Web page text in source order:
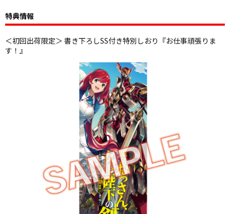
特典情報
＜初回出荷限定＞ 書き下ろしSS付き特別しおり『お仕事頑張りま
す！』